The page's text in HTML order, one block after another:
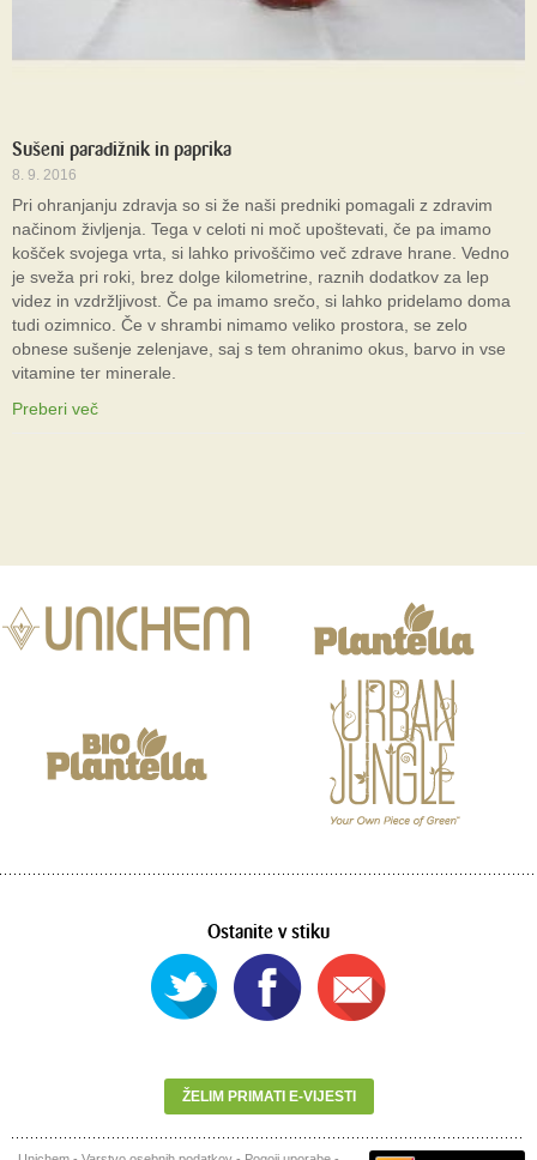
Sušeni paradižnik in paprika
8. 9. 2016
Pri ohranjanju zdravja so si že naši predniki pomagali z zdravim
načinom življenja. Tega v celoti ni moč upoštevati, če pa imamo
košček svojega vrta, si lahko privoščimo več zdrave hrane. Vedno
je sveža pri roki, brez dolge kilometrine, raznih dodatkov za lep
videz in vzdržljivost. Če pa imamo srečo, si lahko pridelamo doma
tudi ozimnico. Če v shrambi nimamo veliko prostora, se zelo
obnese sušenje zelenjave, saj s tem ohranimo okus, barvo in vse
vitamine ter minerale.
Preberi več
Ostanite v stiku
ŽELIM PRIMATI E-VIJESTI